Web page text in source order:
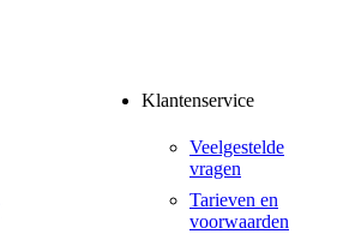
Klantenservice
Veelgestelde
vragen
Tarieven en
voorwaarden